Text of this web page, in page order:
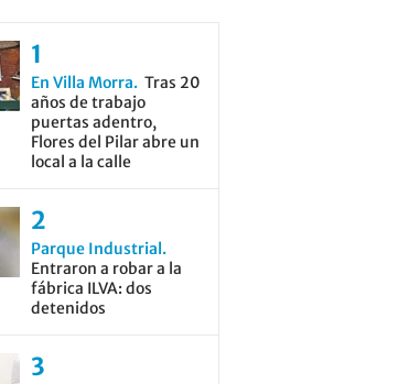
En Villa Morra
Tras 20
años de trabajo
puertas adentro,
Flores del Pilar abre un
local a la calle
Parque Industrial
Entraron a robar a la
fábrica ILVA: dos
detenidos